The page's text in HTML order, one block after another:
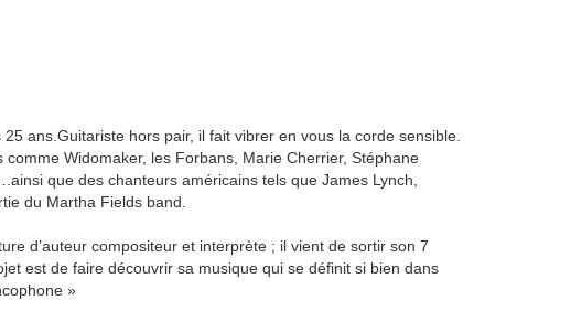
ans.Guitariste hors pair, il fait vibrer en vous la corde sensible.
Widomaker, les Forbans, Marie Cherrier, Stéphane
que des chanteurs américains tels que James Lynch,
du Martha Fields band.
d’auteur compositeur et interprète ; il vient de sortir son 7
est de faire découvrir sa musique qui se définit si bien dans
»